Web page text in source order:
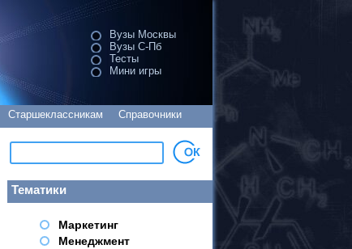
Вузы Москвы
Вузы С-Пб
Тесты
Мини игры
Старшеклассникам Справочники
Тематики
Маркетинг
Менеджмент